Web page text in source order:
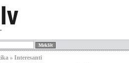
» Interesanti